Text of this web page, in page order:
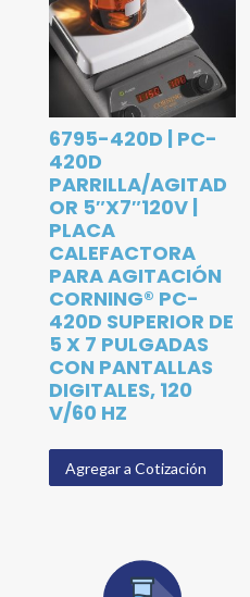
6795-420D | PC-
420D
PARRILLA/AGITAD
OR 5″X7″120V |
PLACA
CALEFACTORA
PARA AGITACIÓN
CORNING® PC-
420D SUPERIOR DE
5 X 7 PULGADAS
CON PANTALLAS
DIGITALES, 120
V/60 HZ
Agregar a Cotización